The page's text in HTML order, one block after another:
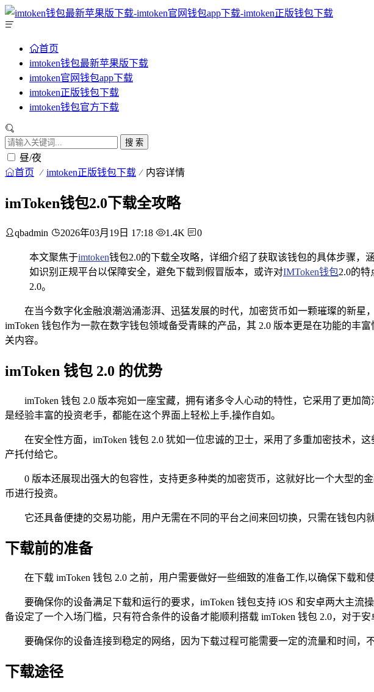
首页
imtoken钱包最新苹果版下载
imtoken官网钱包app下载
imtoken正版钱包下载
imtoken钱包官方下载
搜 索
昼/夜
首页 imtoken正版钱包下载 内容详情
imToken钱包2.0下载全攻略
qbadmin 2026年03月19日 17:18 1.4K 0
本文聚焦于imtoken钱包2.0的下载全攻略，详细介绍了获取该钱包的具体步骤，
如识别正规平台以保障安全，避免下载到假冒版本，或许对IMToken钱包2.0的
2.0。
在当今数字化金融浪潮汹涌澎湃、迅猛发展的时代，加密货币如一颗璀璨的新星
imToken 钱包作为一款在数字钱包领域备受青睐的产品，其 2.0 版本更是在功能的丰
关内容。
imToken 钱包 2.0 的优势
imToken 钱包 2.0 版本宛如一座宝藏，拥有诸多令人心动的特性，它采用了更加
是经验丰富的投资老手，都能在这个界面上轻松上手,操作自如。
在安全性方面，imToken 钱包 2.0 犹如一位忠诚的卫士，采用了多重加密技术，
产托付给它。
0 版本还展现出强大的包容性，支持更多种类的加密货币，这就好比一个大型的
币进行投资。
它还具备便捷的交易功能，用户无需在不同的平台之间来回切换，只需在钱包内
下载前的准备
在下载 imToken 钱包 2.0 之前，用户需要做好一些细致的准备工作,以确保下载和
要确保你的设备满足下载和运行的要求，imToken 钱包支持 iOS 和安卓两大主流
备设定了一个入场门槛，只有符合条件的设备才能顺利搭载 imToken 钱包 2.0，对于安
要确保你的设备连接到稳定的网络，因为下载过程可能需要一定的流量和时间，
下载途径